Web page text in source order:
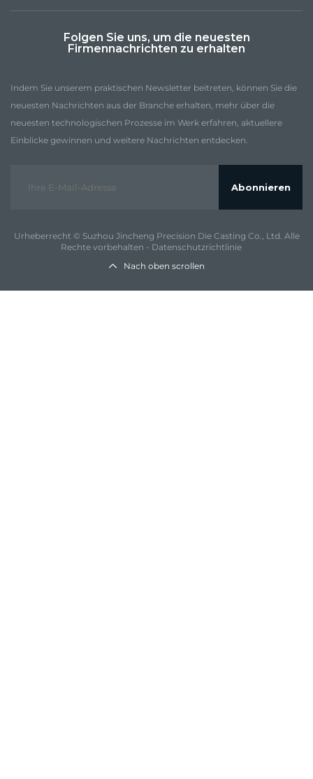
Folgen Sie uns, um die neuesten
Firmennachrichten zu erhalten
Indem Sie unserem praktischen Newsletter beitreten, können Sie die
neuesten Nachrichten aus der Branche erhalten, mehr über die
neuesten technologischen Prozesse im Werk erfahren, aktuellere
Einblicke gewinnen und weitere Nachrichten entdecken.
Abonnieren
Urheberrecht © Suzhou Jincheng Precision Die Casting Co., Ltd. Alle
Rechte vorbehalten - Datenschutzrichtlinie
Nach oben scrollen